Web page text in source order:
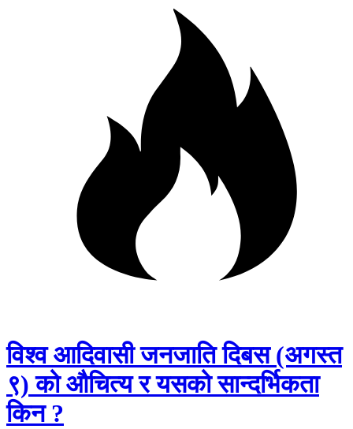
विश्व आदिवासी जनजाति दिबस (अगस्त
९) को औचित्य र यसको सान्दर्भिकता
किन ?